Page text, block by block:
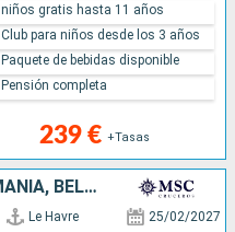
239 € +Tasas
niños gratis hasta 11 años
Club para niños desde los 3 años
Paquete de bebidas disponible
Pensión completa
FRANCIA, REINO UNIDO, ALEMANIA, BÉLGICA, PAISES BAJOS
Le Havre 25/02/2027